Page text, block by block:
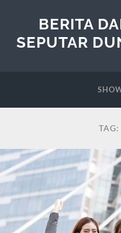
BERITA
SEPUTAR
TAG: